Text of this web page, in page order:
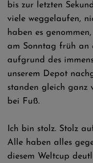
bis zur letzten
viele weggelaufen,
haben es
am Sonntag früh an
aufgrund des
unserem Depot
standen gleich ganz
bei Fuß.
Ich bin stolz. Stolz
Alle haben alles
diesem Weltcup